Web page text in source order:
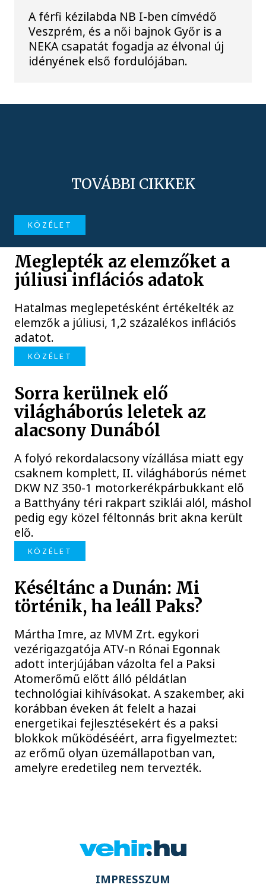
A férfi kézilabda NB I-ben címvédő
Veszprém, és a női bajnok Győr is a
NEKA csapatát fogadja az élvonal új
idényének első fordulójában.
TOVÁBBI CIKKEK
KÖZÉLET
Meglepték az elemzőket a
júliusi inflációs adatok
Hatalmas meglepetésként értékelték az
elemzők a júliusi, 1,2 százalékos inflációs
adatot.
KÖZÉLET
Sorra kerülnek elő
világháborús leletek az
alacsony Dunából
A folyó rekordalacsony vízállása miatt egy
csaknem komplett, II. világháborús német
DKW NZ 350-1 motorkerékpárbukkant elő
a Batthyány téri rakpart sziklái alól, máshol
pedig egy közel féltonnás brit akna került
elő.
KÖZÉLET
Késéltánc a Dunán: Mi
történik, ha leáll Paks?
Mártha Imre, az MVM Zrt. egykori
vezérigazgatója ATV-n Rónai Egonnak
adott interjújában vázolta fel a Paksi
Atomerőmű előtt álló példátlan
technológiai kihívásokat. A szakember, aki
korábban éveken át felelt a hazai
energetikai fejlesztésekért és a paksi
blokkok működéséért, arra figyelmeztet:
az erőmű olyan üzemállapotban van,
amelyre eredetileg nem tervezték.
IMPRESSZUM